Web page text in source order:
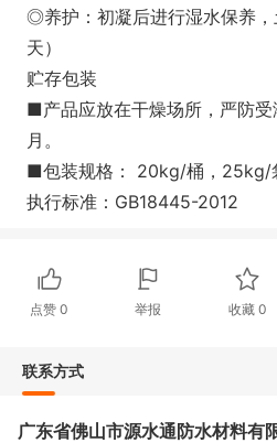
◎养护：初凝后进行湿水保养
天）
贮存包装
■产品应放在干燥场所，严防受
月。
■包装规格： 20kg/桶，25kg/
执行标准：GB18445-2012
点赞0 举报 收藏 0
联系方式
广东省佛山市源水通防水材料有